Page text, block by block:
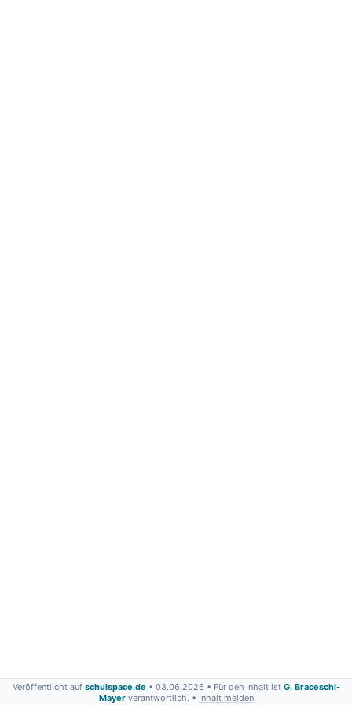
Veröffentlicht auf schulspace.de • 03.06.2026 • Für den Inhalt ist G. Braceschi-
Mayerverantwortlich. • Inhalt melden